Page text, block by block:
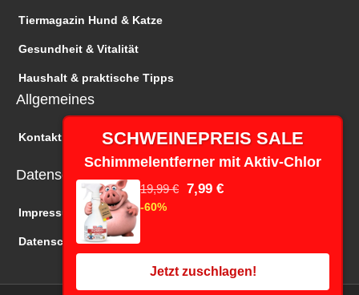
Tiermagazin Hund & Katze
Gesundheit & Vitalität
Haushalt & praktische Tipps
Allgemeines
Kontakt
Datenschutz
Impressum
Datenschutz
SCHWEINEPREIS SALE
Schimmelentferner mit Aktiv-Chlor
19,99 € 7,99 €
-60%
Jetzt zuschlagen!